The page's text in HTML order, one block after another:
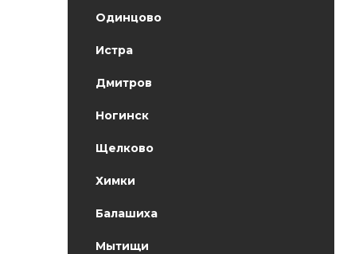
Одинцово
Истра
Дмитров
Ногинск
Щелково
Химки
Балашиха
Мытищи